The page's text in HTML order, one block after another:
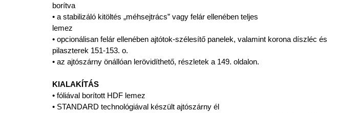
borítva
• a stabilizáló kitöltés „méhsejtrács” vagy felár ellenében teljes
lemez
• opcionálisan felár ellenében ajtótok-szélesítő panelek, valamint korona díszléc és
pilaszterek 151-153. o.
• az ajtószárny önállóan lerövidíthető, részletek a 149. oldalon.
KIALAKÍTÁS
• fóliával borított HDF lemez
• STANDARD technológiával készült ajtószárny él